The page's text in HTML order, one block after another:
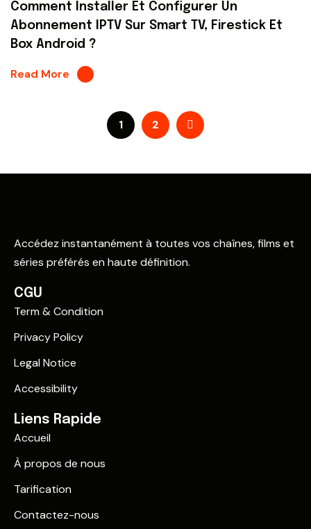
Comment Installer Et Configurer Un
Abonnement IPTV Sur Smart TV, Firestick Et
Box Android ?
Read More
1 2
Accédez instantanément à toutes vos chaînes, films et
séries préférés en haute définition.
CGU
Term & Condition
Privacy Policy
Legal Notice
Accessibility
Liens Rapide
Accueil
À propos de nous
Tarification
Contactez-nous